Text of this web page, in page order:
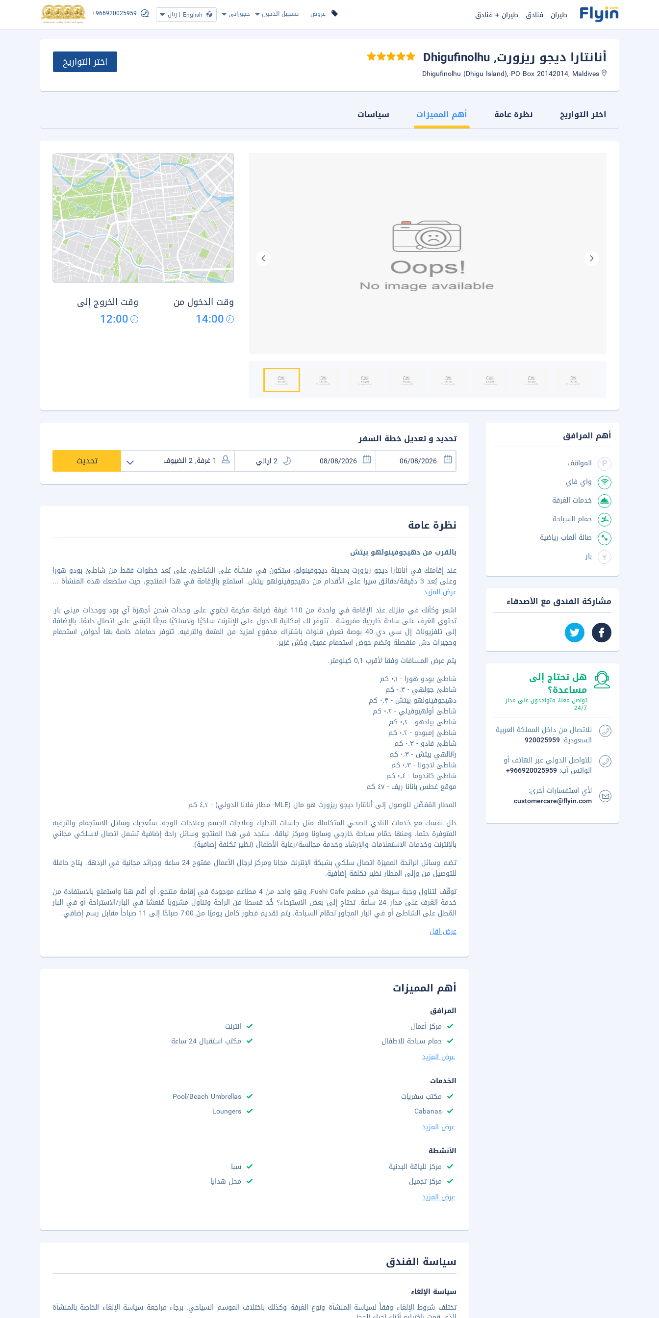
عروض تسجيل الدخول حجوزاتي English
| ريال +966920025959 طيران فنادق طيران + فنادق
أنانتارا ديجو ريزورت, Dhigufinolhu اختر التواريخ
اختر التواريخ نظرة عامة أهم المميزات سياسات
وقت الدخول من
14:00
وقت الخروج إلى
12:00
تحديد و تعديل خطة السفر
تحديث
نظرة عامة
بالقرب من دهيجوفينولهو بيتش
عند إقامتك في أنانتارا ديجو ريزورت بمدينة ديجوفينولو، ستكون في منشأة على الشاطئ، على بُعد خطوات فقط من شاطئ بودو هورا
وعلى بُعد 3 دقيقة/دقائق سيرا على الأقدام من دهيجوفينولهو بيتش. استمتع بالإقامة في هذا المنتجع، حيث ستضعك هذه المنشأة
...
عرض المزيد
اشعر وكأنك في منزلك عند الإقامة في واحدة من 110 غرفة ضيافة مكيفة تحتوي على وحدات شحن أجهزة آي بود ووحدات ميني بار.
تحتوي الغرف على ساحة خارجية مفروشة . تتوفر لك إمكانية الدخول على الإنترنت سلكيًا ولاسلكيًا مجانًا لتبقى على اتصال دائمًا، بالإضافة
إلى تلفزيونات إل سي دي 40 بوصة تعرض قنوات باشتراك مدفوع لمزيد من المتعة والترفيه. تتوفر حمامات خاصة بها أحواض استحمام
وحجيرات دش منفصلة وتضم حوض استحمام عميق ودُش غزير.
يتم عرض المسافات وفقا لأقرب 0,1 كيلومتر.
شاطئ بودو هورا - ٠٫١ كم
شاطئ جولهي - ٠٫٣ كم
دهيجوفينولهو بيتش - ٠٫٣ كم
شاطئ أولهيوفيلي - ٠٫٢ كم
شاطئ بيادهو - ٠٫٢ كم
شاطئ إمبودو - ٠٫٢ كم
شاطئ فادو - ٠٫٣ كم
رانالهي بيتش - ٠٫٣ كم
شاطئ لاجونا - ٠٫٣ كم
شاطئ كاندوما - ٠٫٤ كم
موقع غطس بانانا ريف - ٤٧ كم
المطار المُفضّل للوصول إلى أنانتارا ديجو ريزورت هو مال (MLE- مطار فلانا الدولي) - ٤٫٢ كم
دلل نفسك مع خدمات النادي الصحي المتكاملة مثل جلسات التدليك وعلاجات الجسم وعلاجات الوجه. ستُعجبك وسائل الاستجمام والترفيه
المتوفرة حتما، ومنها حمّام سباحة خارجي وساونا ومركز لياقة. ستجد في هذا المنتجع وسائل راحة إضافية تشمل اتصال لاسلكي مجاني
بالإنترنت وخدمات الاستعلامات والإرشاد وخدمة مجالسة/رعاية الأطفال (نظير تكلفة إضافية).
تضم وسائل الرائحة المميزة اتصال سلكي بشبكة الإنترنت مجانا ومركز لرجال الأعمال مفتوح 24 ساعة وجرائد مجانية في الردهة. يتاح حافلة
للتوصيل من وإلى المطار نظير تكلفة إضافية.
توقّف لتناول وجبة سريعة في مطعم Fushi Cafe، وهو واحد من 4 مطاعم موجودة في إقامة منتجع، أو أقم هنا واستمتع بالاستفادة من
خدمة الغرف على مدار 24 ساعة. تحتاج إلى بعض الاسترخاء؟ خُذ قسطا من الراحة وتناول مشروبا مُنعشا في البار/الاستراحة أو في البار
المُطل على الشاطئ أو في البار المجاور لحمّام السباحة. يتم تقديم فطور كامل يوميًا من 7:00 صباحًا إلى 11 صباحاً مقابل رسم إضافي.
عرض اقل
أهم المميزات
المرافق
مركز أعمال
انترنت
حمام سباحة للاطفال
مكتب استقبال 24 ساعة
عرض المزيد
الخدمات
مكتب سفريات
Pool/Beach Umbrellas
Cabanas
Loungers
عرض المزيد
الأنشطة
مركز للياقة البدنية
سبا
مركز تجميل
محل هدايا
عرض المزيد
سياسة الفندق
سياسة الإلغاء
تختلف شروط الإلغاء وفقاً لسياسة المنشأة ونوع الغرفة وكذلك باختلاف الموسم السياحي. برجاء مراجعة سياسة الإلغاء الخاصة بالمنشأة
أهم المرافق
المواقف
واي فاي
خدمات الغرفة
حمام السباحة
صالة ألعاب رياضية
بار
مشاركة الفندق مع الأصدقاء
هل تحتاج إلى
مساعدة؟
تواصل معنا، متواجدون على مدار
24/7
للاتصال من داخل المملكة العربية
السعودية: 920025959
للتواصل الدولي عبر الهاتف أو
الواتس آب: +966920025959
لأي استفسارات أخرى:
customercare@flyin.com